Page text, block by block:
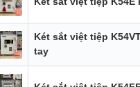
Két sắt việt tiệp
tay